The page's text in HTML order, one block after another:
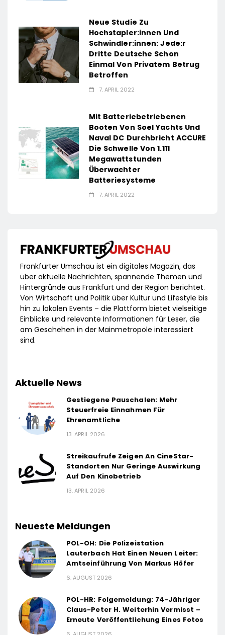
Neue Studie Zu
Hochstapler:innen Und
Schwindler:innen: Jede:r
Dritte Deutsche Schon
Einmal Von Privatem Betrug
Betroffen
7. APRIL 2022
Mit Batteriebetriebenen
Booten Von Soel Yachts Und
Naval DC Durchbricht ACCURE
Die Schwelle Von 1.111
Megawattstunden
Überwachter
Batteriesysteme
7. APRIL 2022
Frankfurter Umschau ist ein digitales Magazin, das
über aktuelle Nachrichten, spannende Themen und
Hintergründe aus Frankfurt und der Region berichtet.
Von Wirtschaft und Politik über Kultur und Lifestyle bis
hin zu lokalen Events – die Plattform bietet vielseitige
Einblicke und relevante Informationen für Leser, die
am Geschehen in der Mainmetropole interessiert
sind.
Aktuelle News
Gestiegene Pauschalen: Mehr
Steuerfreie Einnahmen Für
Ehrenamtliche
13. APRIL 2026
Streikaufrufe Zeigen An CineStar-
Standorten Nur Geringe Auswirkung
Auf Den Kinobetrieb
13. APRIL 2026
Neueste Meldungen
POL-OH: Die Polizeistation
Lauterbach Hat Einen Neuen Leiter:
Amtseinführung Von Markus Höfer
6. AUGUST 2026
POL-HR: Folgemeldung: 74-Jähriger
Claus-Peter H. Weiterhin Vermisst –
Erneute Veröffentlichung Eines Fotos